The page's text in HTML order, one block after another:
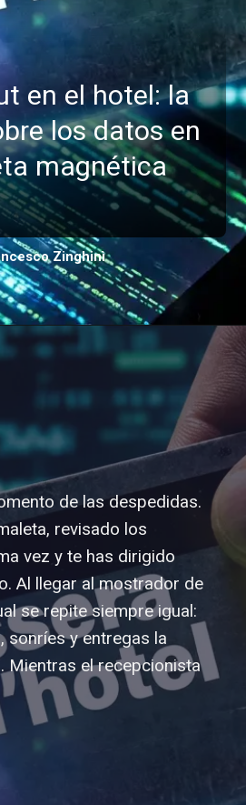
en el hotel: la
los datos en
magnética
Zinghinì
de las despedidas.
revisado los
vez y te has dirigido
Al llegar al mostrador de
se repite siempre igual:
sonríes y entregas la
Mientras el recepcionista